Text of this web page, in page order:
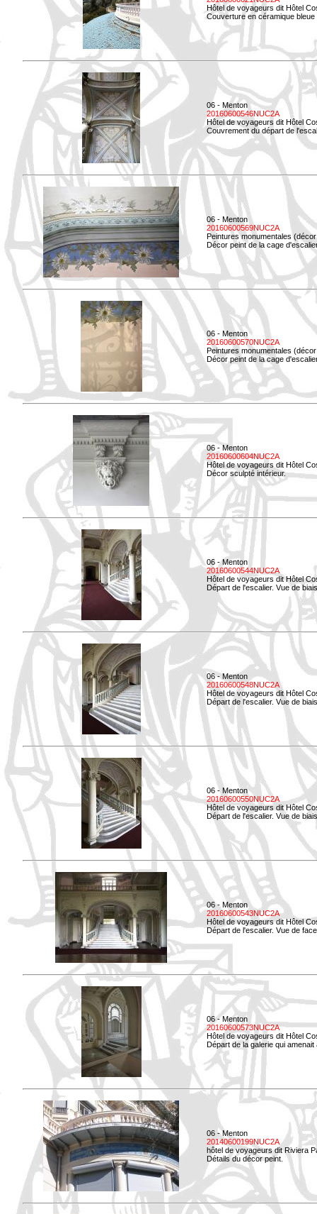
Hôtel de voyageurs dit Hôtel
Couverture en céramique
06 - Menton
20160600546NUC2A
Hôtel de voyageurs dit Hôtel
Couvrement du départ de
06 - Menton
20160600569NUC2A
Peintures monumentales
Décor peint de la cage
06 - Menton
20160600570NUC2A
Peintures monumentales
Décor peint de la cage
06 - Menton
20160600604NUC2A
Hôtel de voyageurs dit Hôtel
Décor sculpté intérieur.
06 - Menton
20160600544NUC2A
Hôtel de voyageurs dit Hôtel
Départ de l'escalier. Vue de
06 - Menton
20160600548NUC2A
Hôtel de voyageurs dit Hôtel
Départ de l'escalier. Vue de
06 - Menton
20160600550NUC2A
Hôtel de voyageurs dit Hôtel
Départ de l'escalier. Vue de
06 - Menton
20160600543NUC2A
Hôtel de voyageurs dit Hôtel
Départ de l'escalier. Vue de
06 - Menton
20160600573NUC2A
Hôtel de voyageurs dit Hôtel
Départ de la galerie qui
06 - Menton
20140600199NUC2A
hôtel de voyageurs dit Riviera
Détails du décor peint.